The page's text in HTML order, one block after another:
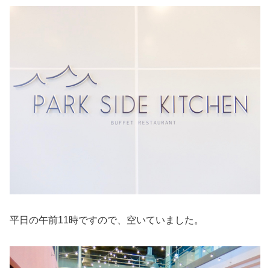
平日の午前11時ですので、空いていました。